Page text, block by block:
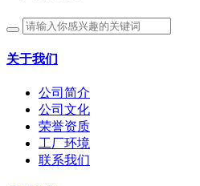
关于我们
公司简介
公司文化
荣誉资质
工厂环境
联系我们